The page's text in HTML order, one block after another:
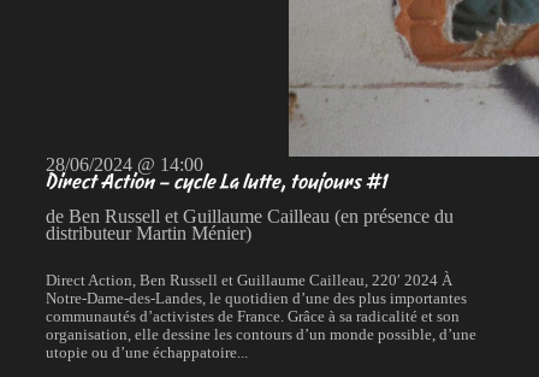
28/06/2024 @ 14:00
Direct Action – cycle La lutte, toujours #1
de Ben Russell et Guillaume Cailleau (en présence du
distributeur Martin Ménier)
Direct Action, Ben Russell et Guillaume Cailleau, 220′ 2024 À
Notre-Dame-des-Landes, le quotidien d’une des plus importantes
communautés d’activistes de France. Grâce à sa radicalité et son
organisation, elle dessine les contours d’un monde possible, d’une
utopie ou d’une échappatoire...